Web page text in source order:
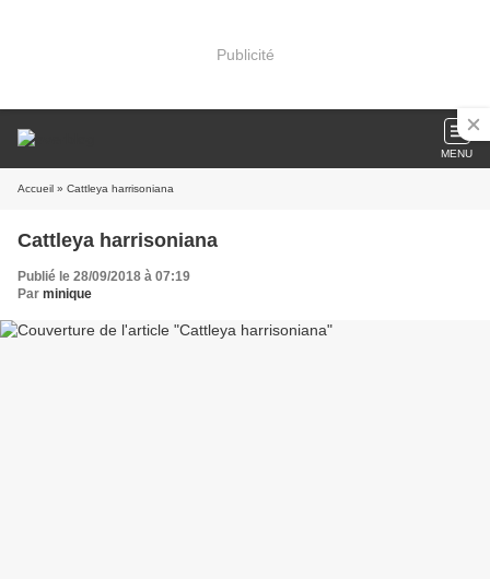
Publicité
MENU
Accueil » Cattleya harrisoniana
Cattleya harrisoniana
Publié le 28/09/2018 à 07:19
Par minique